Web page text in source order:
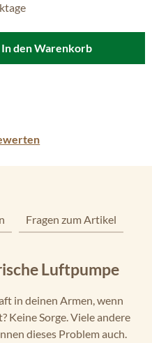
In den Warenkorb
Fragen zum Artikel
Luftpumpe
in deinen Armen, wenn
Keine Sorge. Viele andere
dieses Problem auch.